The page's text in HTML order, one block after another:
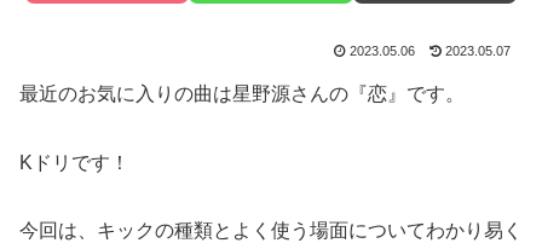
2023.05.06 2023.05.07
最近のお気に入りの曲は星野源さんの『恋』です。
Kドリです！
今回は、キックの種類とよく使う場面についてわかり易く